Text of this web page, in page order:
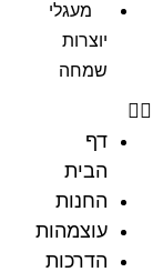
מעגלי
יוצרות
שמחה
דף
הבית
החנות
עוצמהות
הדרכות